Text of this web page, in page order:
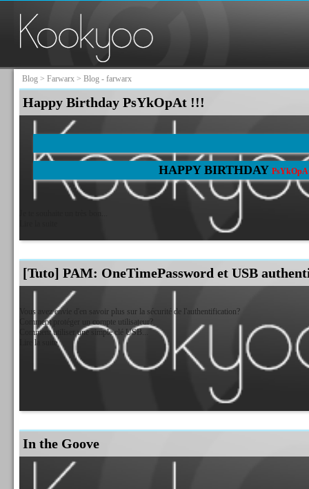
Blog> Farwarx> Blog - farwarx
Happy Birthday PsYkOpAt !!!
HAPPY BIRTHDAYPsYkOpA
[Tuto] PAM: OneTimePassword et USB
Vous avez envie d'en savoir plus sur la sécurité de l'authentification?
Comment protéger un compte utilisateur?
Comment utiliser une simple clé USB...
Lire la suite
In the Goove